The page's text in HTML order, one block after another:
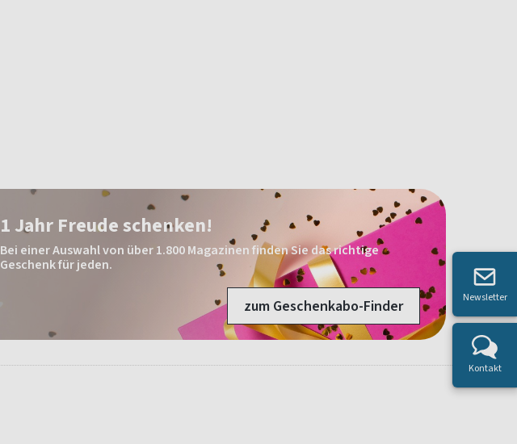
1 Jahr Freude schenken!
Bei einer Auswahl von über 1.800 Magazinen finden Sie das richtige
Geschenk für jeden.
zum Geschenkabo-Finder Newsletter
Kontakt